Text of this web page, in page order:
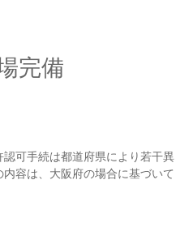
完備
可手続は都道府県により若干異
容は、大阪府の場合に基づいて